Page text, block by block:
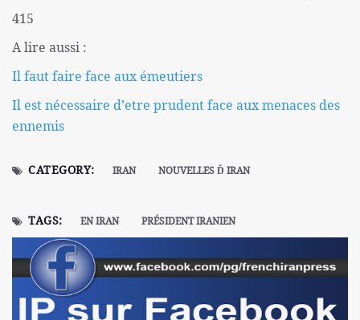
415
A lire aussi :
Il faut faire face aux émeutiers
Il est nécessaire d’etre prudent face aux menaces des
ennemis
CATEGORY: IRAN NOUVELLES Ď IRAN
TAGS: EN IRAN PRÉSIDENT IRANIEN